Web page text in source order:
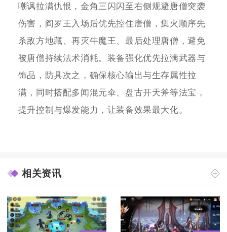
嘲讽拉满仇恨，金角三闪闪至右侧规避唐僧突袭
伤害，阎罗王入场后优先控住唐僧，集火顺序先
杀敌方地藏、再灭牛魔王、最后处理唐僧，避免
被唐僧持续法术消耗。装备强化优先拉满武器与
饰品，防具次之，确保核心输出与生存属性拉
满，同时搭配多闻混元伞、盘古开天斧等法宝，
提升控制与爆发能力，让装备效果最大化。
相关资讯